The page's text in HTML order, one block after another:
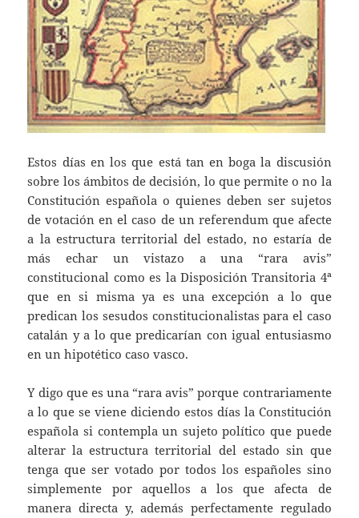
Estos días en los que está tan en boga la discusión
sobre los ámbitos de decisión, lo que permite o no la
Constitución española o quienes deben ser sujetos
de votación en el caso de un referendum que afecte
a la estructura territorial del estado, no estaría de
más echar un vistazo a una “rara avis”
constitucional como es la Disposición Transitoria 4ª
que en si misma ya es una excepción a lo que
predican los sesudos constitucionalistas para el caso
catalán y a lo que predicarían con igual entusiasmo
en un hipotético caso vasco.
Y digo que es una “rara avis” porque contrariamente
a lo que se viene diciendo estos días la Constitución
española si contempla un sujeto político que puede
alterar la estructura territorial del estado sin que
tenga que ser votado por todos los españoles sino
simplemente por aquellos a los que afecta de
manera directa y, además perfectamente regulado